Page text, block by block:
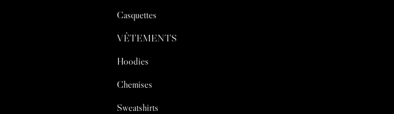
Casquettes
VÊTEMENTS
Hoodies
Chemises
Sweatshirts